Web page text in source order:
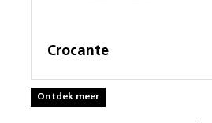
Crocante
Ontdek meer